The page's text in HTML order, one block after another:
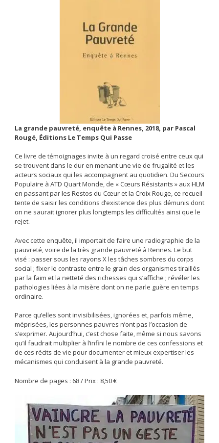
La grande pauvreté, enquête à Rennes, 2018, par Pascal
Rougé, Éditions Le Temps Qui Passe
Ce livre de témoignages invite à un regard croisé entre ceux qui
se trouvent dans le dur en menant une vie de frugalité et les
acteurs sociaux qui les accompagnent au quotidien. Du Secours
Populaire à ATD Quart Monde, de « Cœurs Résistants » aux HLM
en passant par les Restos du Cœur et la Croix Rouge, ce recueil
tente de saisir les conditions d’existence des plus démunis dont
on ne saurait ignorer plus longtemps les difficultés ainsi que le
rejet.
Avec cette enquête, il importait de faire une radiographie de la
pauvreté, voire de la très grande pauvreté à Rennes. Le but
visé : passer sous les rayons X les tâches sombres du corps
social ; fixer le contraste entre le grain des organismes tiraillés
par la faim et la netteté des richesses qui s’affiche ; révéler les
pathologies liées à la misère dont on ne parle guère en temps
ordinaire.
Parce qu’elles sont invisibilisées, ignorées et, parfois même,
méprisées, les personnes pauvres n’ont pas l’occasion de
s’exprimer. Aujourd’hui, c’est chose faite, même si nous savons
qu’il faudrait multiplier à l’infini le nombre de ces confessions et
de ces récits de vie pour documenter et mieux expertiser les
mécanismes qui conduisent à la grande pauvreté.
Nombre de pages : 68 / Prix : 8,50 €